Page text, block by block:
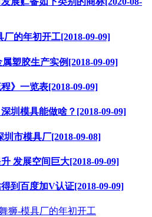
的年初开工[2018-09-09]
塑胶生产实例[2018-09-09]
》一览表[2018-09-09]
圳模具能做啥？[2018-09-09]
市模具厂[2018-09-08]
发展空间巨大[2018-09-09]
到百度加V认证[2018-09-09]
狮-模具厂的年初开工